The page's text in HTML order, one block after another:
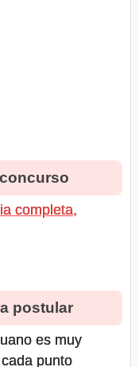
completa,
postular
es muy
punto